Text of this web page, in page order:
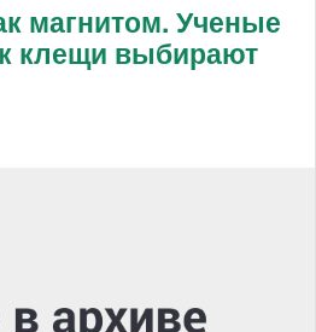
магнитом. Ученые
клещи выбирают